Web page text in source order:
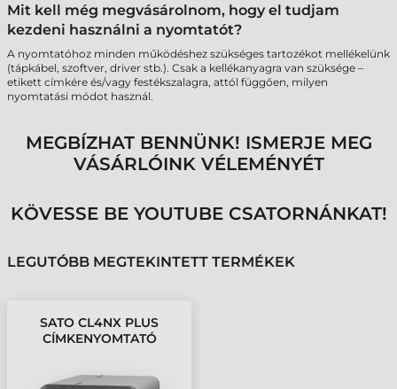
Mit kell még megvásárolnom, hogy el tudjam
kezdeni használni a nyomtatót?
A nyomtatóhoz minden működéshez szükséges tartozékot mellékelünk
(tápkábel, szoftver, driver stb.). Csak a kellékanyagra van szüksége –
etikett címkére és/vagy festékszalagra, attól függően, milyen
nyomtatási módot használ.
MEGBÍZHAT BENNÜNK! ISMERJE MEG
VÁSÁRLÓINK VÉLEMÉNYÉT
KÖVESSE BE YOUTUBE CSATORNÁNKAT!
LEGUTÓBB MEGTEKINTETT TERMÉKEK
SATO CL4NX PLUS
CÍMKENYOMTATÓ